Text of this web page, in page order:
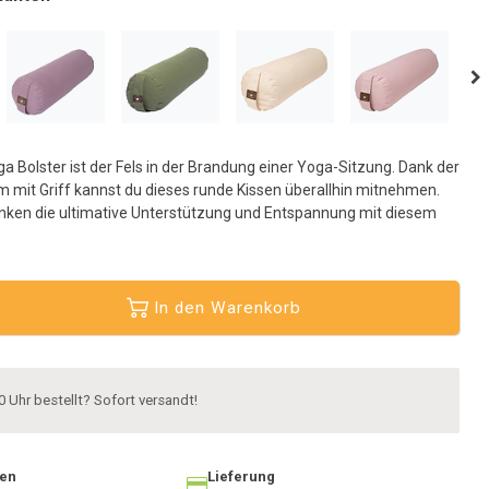
Bolster ist der Fels in der Brandung einer Yoga-Sitzung. Dank der
mit Griff kannst du dieses runde Kissen überallhin mitnehmen.
die ultimative Unterstützung und Entspannung mit diesem
In den Warenkorb
Uhr bestellt? Sofort versandt!
Lieferung